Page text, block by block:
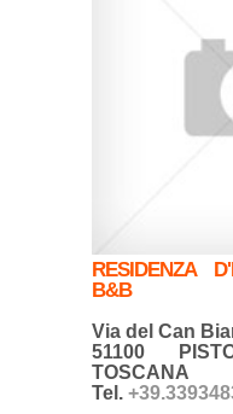
RESIDENZA
B&B
Via del Can
51100
TOSCANA
Tel.